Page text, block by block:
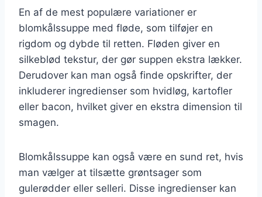
En af de mest populære variationer er
blomkålssuppe med fløde, som tilføjer en
rigdom og dybde til retten. Fløden giver en
silkeblød tekstur, der gør suppen ekstra lækker.
Derudover kan man også finde opskrifter, der
inkluderer ingredienser som hvidløg, kartofler
eller bacon, hvilket giver en ekstra dimension til
smagen.
Blomkålssuppe kan også være en sund ret, hvis
man vælger at tilsætte grøntsager som
gulerødder eller selleri. Disse ingredienser kan